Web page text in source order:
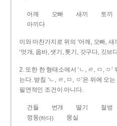
어깨 오빠 새끼 토끼
아끼다
이와 마찬가지로 위의 ‘어깨, 오빠,
‘엇개, 옵바, 샛기, 톳기, 갓구다, 깃브
2. 또한 한 형태소에서 ‘ㄴ, ㄹ, ㅁ, ㅇ
는다. 받침 ‘ㄴ, ㄹ, ㅁ, ㅇ’은 뒤에 오
필연적인 조건이 아니다.
건들 번개 딸기 절벙
껑둥(하다) 뭉실